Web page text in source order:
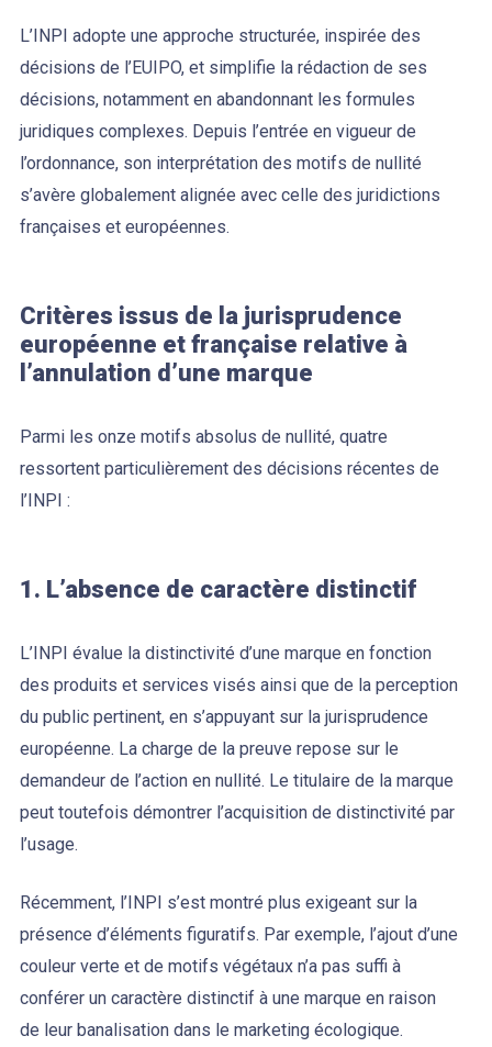
L’INPI adopte une approche structurée, inspirée des
décisions de l’EUIPO, et simplifie la rédaction de ses
décisions, notamment en abandonnant les formules
juridiques complexes. Depuis l’entrée en vigueur de
l’ordonnance, son interprétation des motifs de nullité
s’avère globalement alignée avec celle des juridictions
françaises et européennes.
Critères issus de la jurisprudence
européenne et française relative à
l’annulation d’une marque
Parmi les onze motifs absolus de nullité, quatre
ressortent particulièrement des décisions récentes de
l’INPI :
1. L’absence de caractère distinctif
L’INPI évalue la distinctivité d’une marque en fonction
des produits et services visés ainsi que de la perception
du public pertinent, en s’appuyant sur la jurisprudence
européenne. La charge de la preuve repose sur le
demandeur de l’action en nullité. Le titulaire de la marque
peut toutefois démontrer l’acquisition de distinctivité par
l’usage.
Récemment, l’INPI s’est montré plus exigeant sur la
présence d’éléments figuratifs. Par exemple, l’ajout d’une
couleur verte et de motifs végétaux n’a pas suffi à
conférer un caractère distinctif à une marque en raison
de leur banalisation dans le marketing écologique.